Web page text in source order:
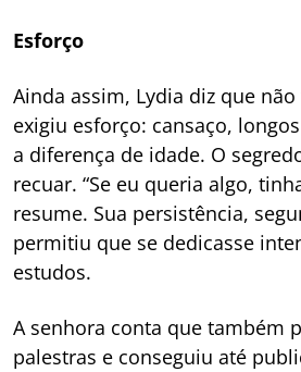
Esforço
Ainda assim, Lydia diz que
exigiu esforço: cansaço,
a diferença de idade. O
recuar. “Se eu queria algo,
resume. Sua persistência,
permitiu que se dedicasse
estudos.
A senhora conta que também
palestras e conseguiu até